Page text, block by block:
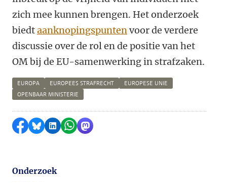
zich mee kunnen brengen. Het onderzoek
biedtaanknopingspuntenvoor de verdere
discussie over de rol en de positie van het
OM bij de EU-samenwerking in strafzaken.
EUROPA EUROPEES STRAFRECHT
EUROPESE UNIE
OPENBAAR MINISTERIE
Delen op Facebook
Delen via Bluesky
Delen op LinkedIn
Delen via WhatsApp
Delen via Mastodon
Onderzoek